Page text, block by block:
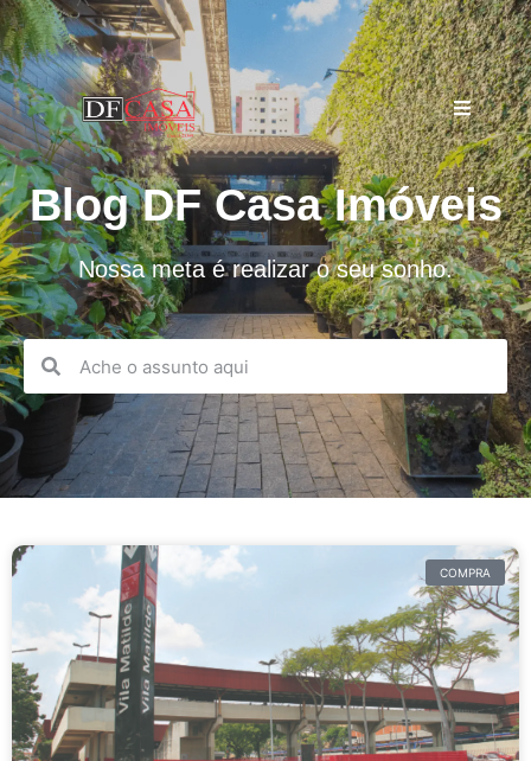
Blog DF Casa Imóveis
Nossa meta é realizar o seu sonho.
COMPRA